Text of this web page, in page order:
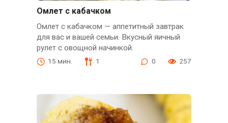
Омлет с кабачком
Омлет с кабачком — аппетитный завтрак
для вас и вашей семьи. Вкусный яичный
рулет с овощной начинкой.
15 мин. 1 0 257